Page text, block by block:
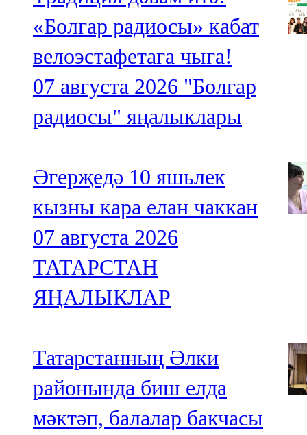
«Болгар радиосы» кабат
велоэстафетага чыга!
07 августа 2026 "Болгар
радиосы" яңалыклары
Әгерҗедә 10 яшьлек
кызны кара елан чаккан
07 августа 2026
ТАТАРСТАН
ЯҢАЛЫКЛАР
Татарстанның Әлки
районында биш елда
мәктәп, балалар бакчасы